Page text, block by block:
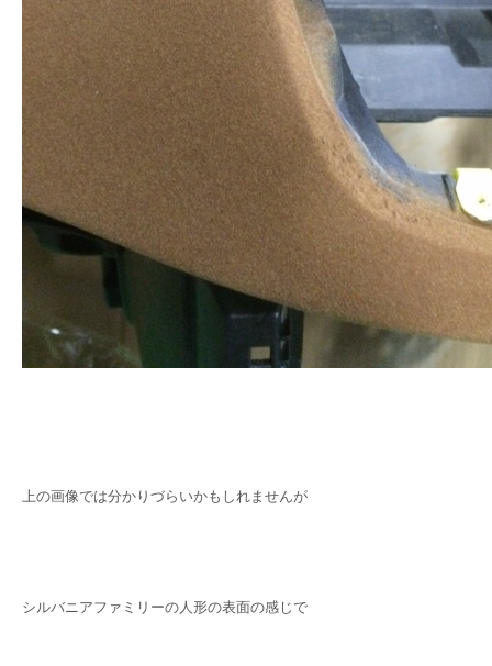
上の画像では分かりづらいかもしれませんが
シルバニアファミリーの人形の表面の感じで